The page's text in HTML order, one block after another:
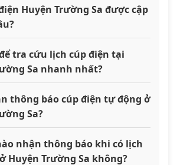
Huyện Trường Sa được cập
tra cứu lịch cúp điện tại
Sa nhanh nhất?
thông báo cúp điện tự động ở
Sa?
nhận thông báo khi có lịch
Huyện Trường Sa không?